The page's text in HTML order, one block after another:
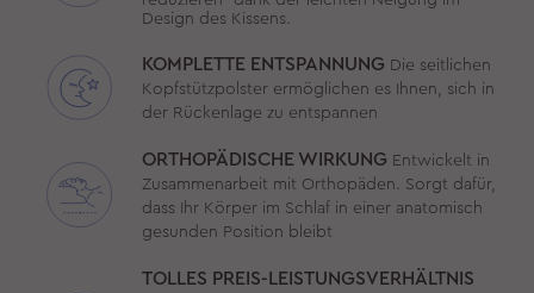
Design des Kissens.
KOMPLETTE ENTSPANNUNG Die seitlichen
Kopfstützpolster ermöglichen es Ihnen, sich in
der Rückenlage zu entspannen
ORTHOPÄDISCHE WIRKUNG Entwickelt in
Zusammenarbeit mit Orthopäden. Sorgt dafür,
dass Ihr Körper im Schlaf in einer anatomisch
gesunden Position bleibt
TOLLES PREIS-LEISTUNGSVERHÄLTNIS